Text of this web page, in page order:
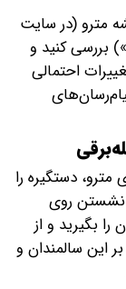
مترو (در سایت
بررسی کنید و
احتمالی
دستگیره را
نشستن روی
بگیرید و از
این سالمندان و